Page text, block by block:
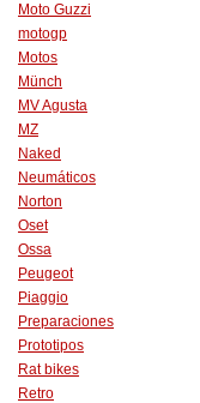
Moto Guzzi
motogp
Motos
Münch
MV Agusta
MZ
Naked
Neumáticos
Norton
Oset
Ossa
Peugeot
Piaggio
Preparaciones
Prototipos
Rat bikes
Retro